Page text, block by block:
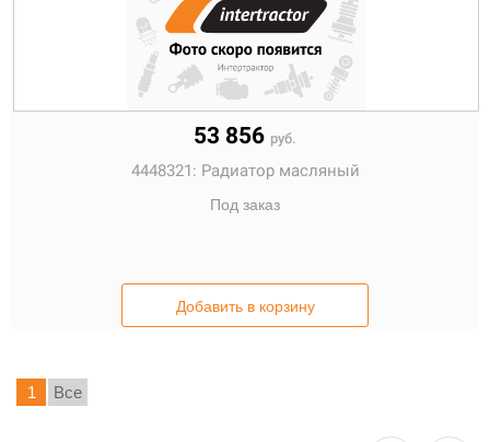
53 856 руб.
4448321: Радиатор масляный
Под заказ
Добавить в корзину
1 Все